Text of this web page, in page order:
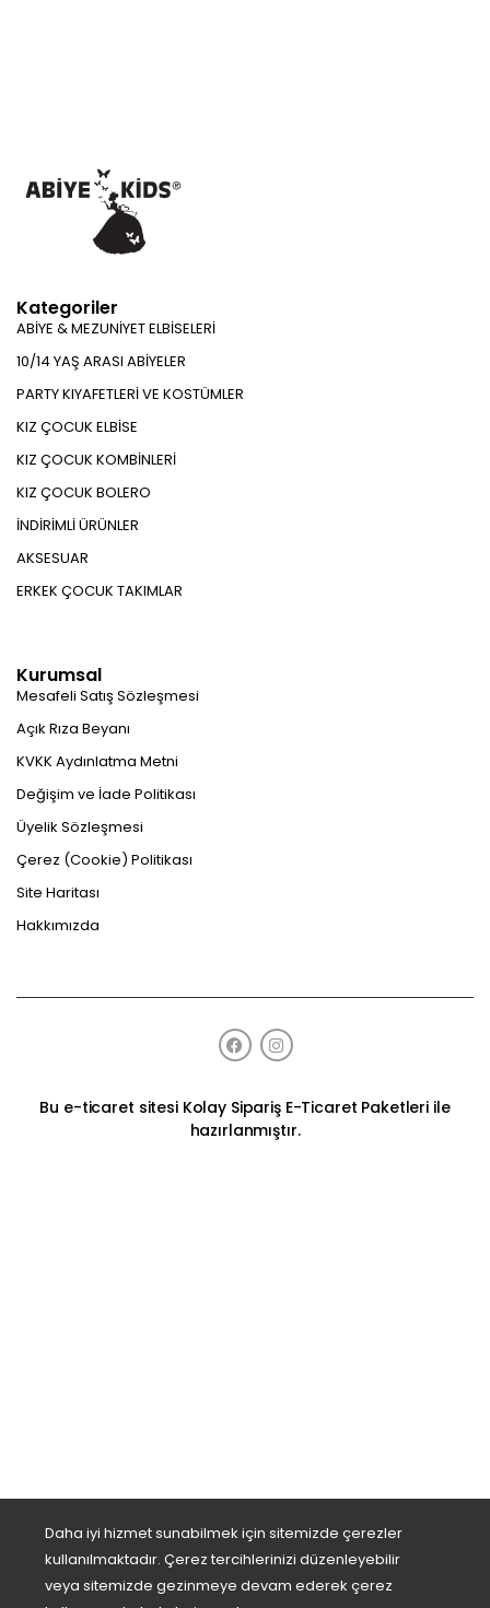
Kategoriler
ABİYE & MEZUNİYET ELBİSELERİ
10/14 YAŞ ARASI ABİYELER
PARTY KIYAFETLERİ VE KOSTÜMLER
KIZ ÇOCUK ELBİSE
KIZ ÇOCUK KOMBİNLERİ
KIZ ÇOCUK BOLERO
İNDİRİMLİ ÜRÜNLER
AKSESUAR
ERKEK ÇOCUK TAKIMLAR
Kurumsal
Mesafeli Satış Sözleşmesi
Açık Rıza Beyanı
KVKK Aydınlatma Metni
Değişim ve İade Politikası
Üyelik Sözleşmesi
Çerez (Cookie) Politikası
Site Haritası
Hakkımızda
Bu e-ticaret sitesi Kolay Sipariş E-Ticaret Paketleri ile
hazırlanmıştır.
Daha iyi hizmet sunabilmek için sitemizde çerezler
kullanılmaktadır. Çerez tercihlerinizi düzenleyebilir
veya sitemizde gezinmeye devam ederek çerez